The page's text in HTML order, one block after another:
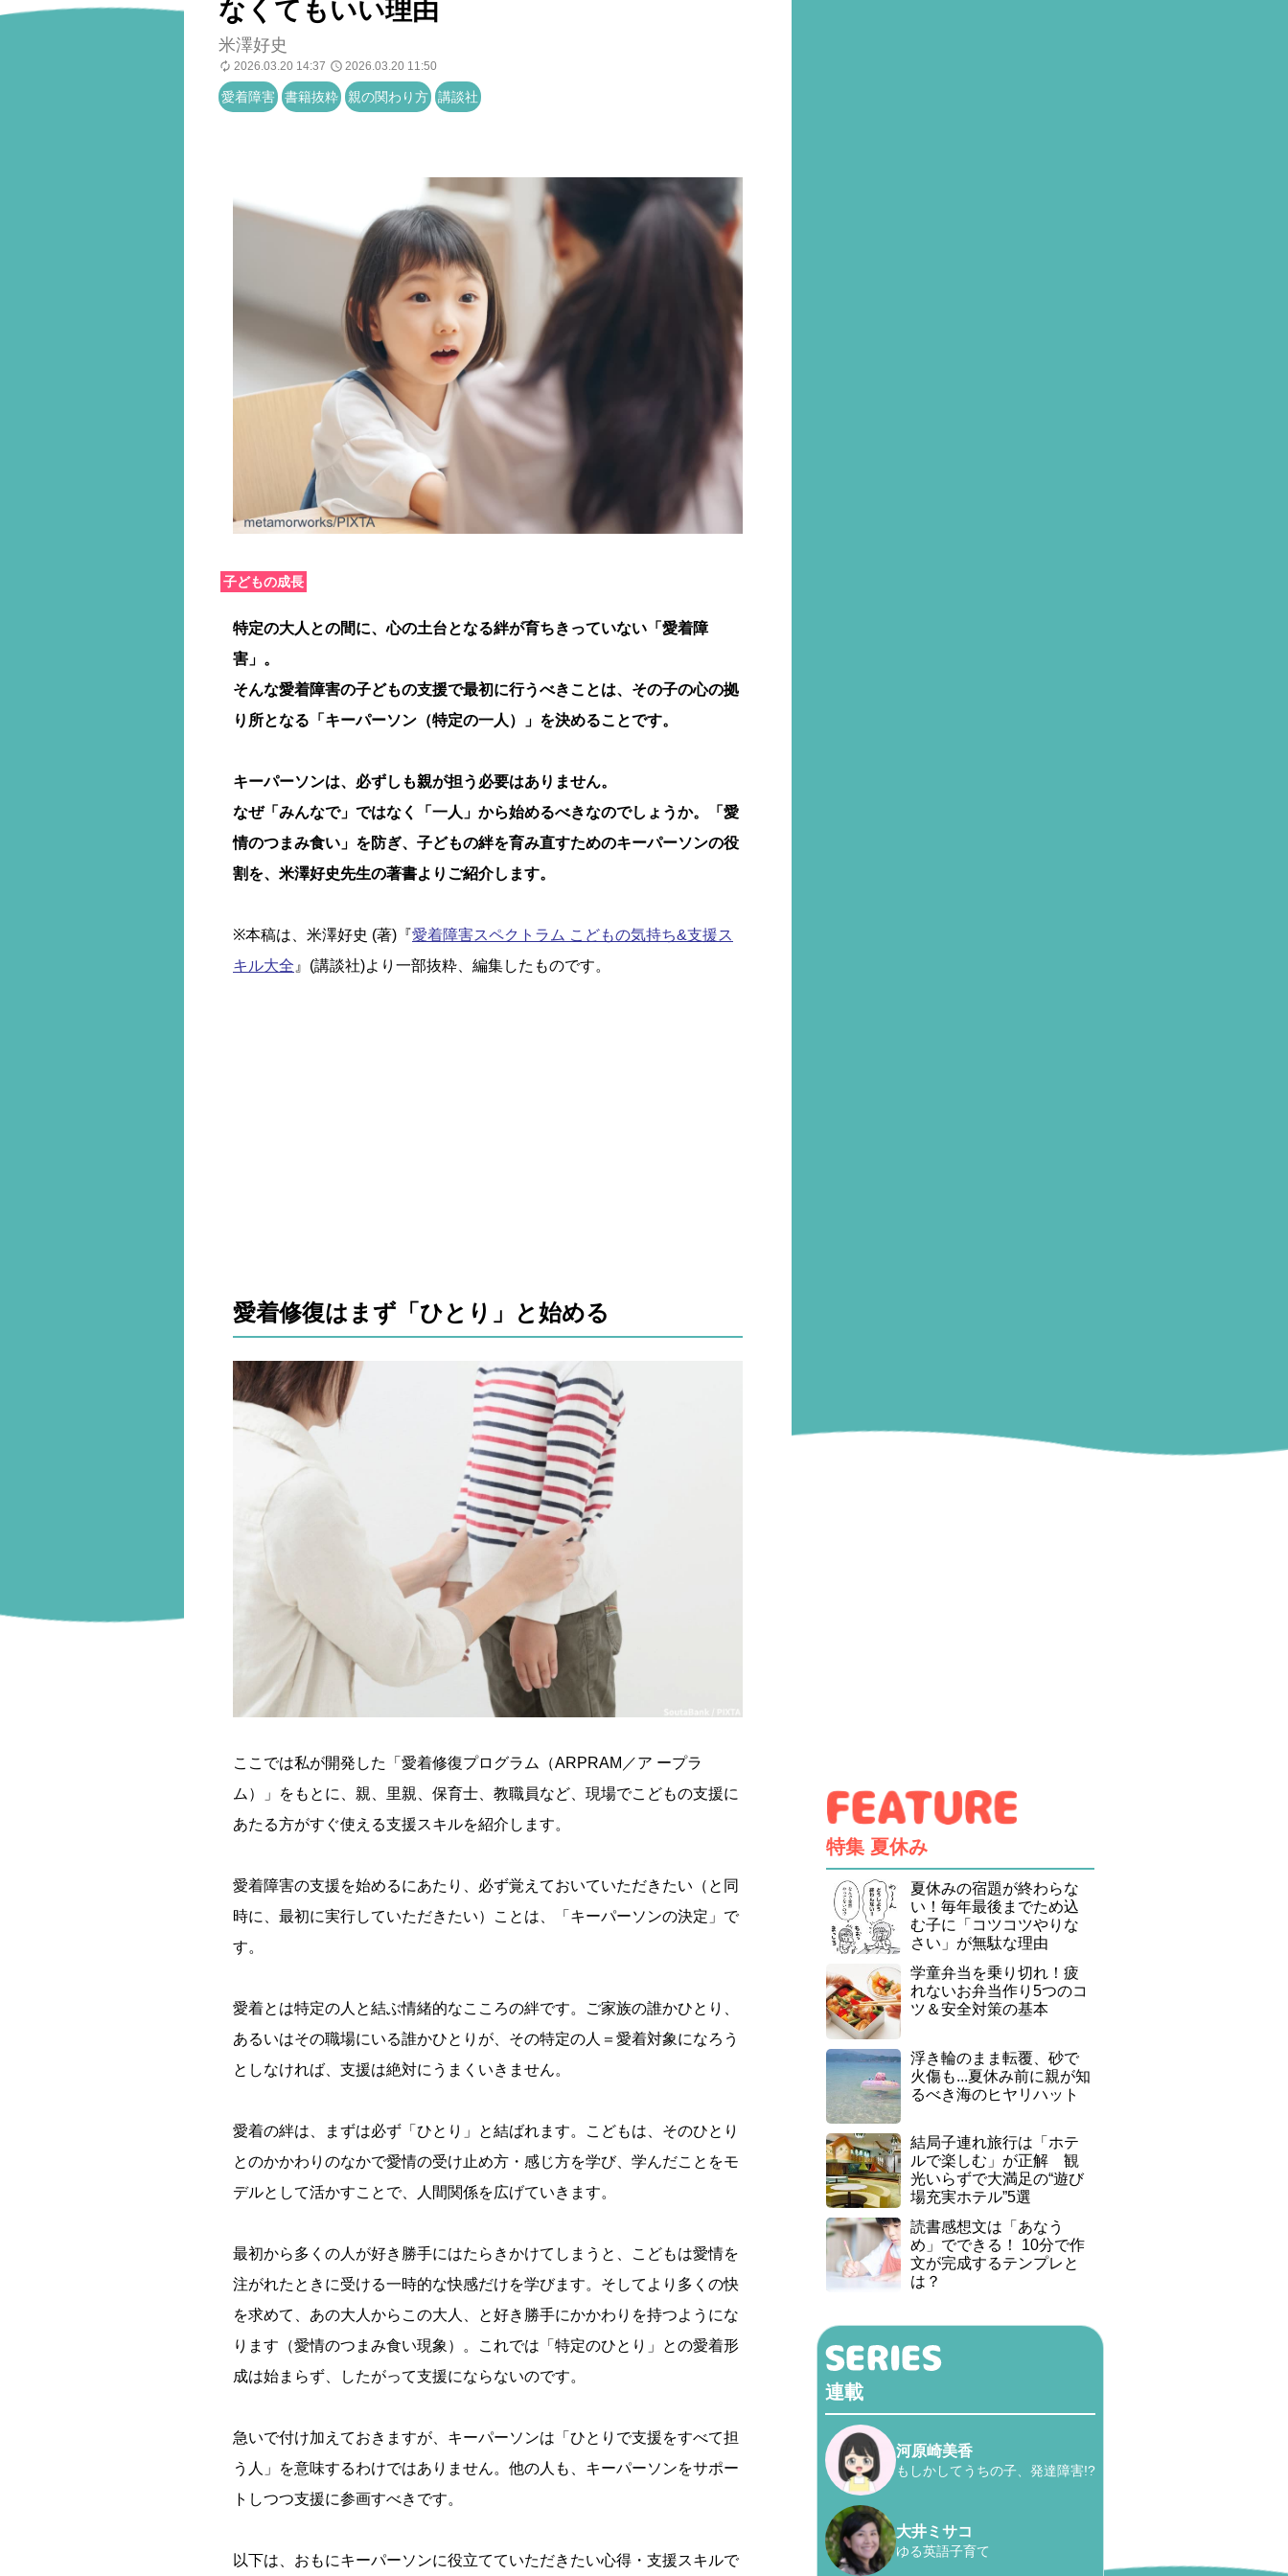
なくてもいい理由
米澤好史
2026.03.20 14:37 2026.03.20 11:50
愛着障害 書籍抜粋 親の関わり方 講談社
子どもの成長
特定の大人との間に、心の土台となる絆が育ちきっていない「愛着障
害」。
そんな愛着障害の子どもの支援で最初に行うべきことは、その子の心の拠
り所となる「キーパーソン（特定の一人）」を決めることです。
キーパーソンは、必ずしも親が担う必要はありません。
なぜ「みんなで」ではなく「一人」から始めるべきなのでしょうか。「愛
情のつまみ食い」を防ぎ、子どもの絆を育み直すためのキーパーソンの役
割を、米澤好史先生の著書よりご紹介します。
※本稿は、米澤好史 (著)『愛着障害スペクトラム こどもの気持ち&支援ス
キル大全 』(講談社)より一部抜粋、編集したものです。
愛着修復はまず「ひとり」と始める
ここでは私が開発した「愛着修復プログラム（ARPRAM／ア ープラ
ム）」をもとに、親、里親、保育士、教職員など、現場でこどもの支援に
あたる方がすぐ使える支援スキルを紹介します。
愛着障害の支援を始めるにあたり、必ず覚えておいていただきたい（と同
時に、最初に実行していただきたい）ことは、「キーパーソンの決定」で
す。
愛着とは特定の人と結ぶ情緒的なこころの絆です。ご家族の誰かひとり、
あるいはその職場にいる誰かひとりが、その特定の人＝愛着対象になろう
としなければ、支援は絶対にうまくいきません。
愛着の絆は、まずは必ず「ひとり」と結ばれます。こどもは、そのひとり
とのかかわりのなかで愛情の受け止め方・感じ方を学び、学んだことをモ
デルとして活かすことで、人間関係を広げていきます。
最初から多くの人が好き勝手にはたらきかけてしまうと、こどもは愛情を
注がれたときに受ける一時的な快感だけを学びます。そしてより多くの快
を求めて、あの大人からこの大人、と好き勝手にかかわりを持つようにな
ります（愛情のつまみ食い現象）。これでは「特定のひとり」との愛着形
成は始まらず、したがって支援にならないのです。
急いで付け加えておきますが、キーパーソンは「ひとりで支援をすべて担
う人」を意味するわけではありません。他の人も、キーパーソンをサポー
トしつつ支援に参画すべきです。
以下は、おもにキーパーソンに役立てていただきたい心得・支援スキルで
特集 夏休み
夏休みの宿題が終わらな
い！毎年最後までため込
む子に「コツコツやりな
さい」が無駄な理由
学童弁当を乗り切れ！疲
れないお弁当作り5つのコ
ツ＆安全対策の基本
浮き輪のまま転覆、砂で
火傷も...夏休み前に親が知
るべき海のヒヤリハット
結局子連れ旅行は「ホテ
ルで楽しむ」が正解 観
光いらずで大満足の“遊び
場充実ホテル”5選
読書感想文は「あなう
め」でできる！ 10分で作
文が完成するテンプレと
は？
連載
河原崎美香
もしかしてうちの子、発達障害!?
大井ミサコ
ゆる英語子育て